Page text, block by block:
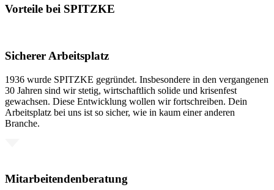
Vorteile bei SPITZKE
Sicherer Arbeitsplatz
1936 wurde SPITZKE gegründet. Insbesondere in den vergangenen
30 Jahren sind wir stetig, wirtschaftlich solide und krisenfest
gewachsen. Diese Entwicklung wollen wir fortschreiben. Dein
Arbeitsplatz bei uns ist so sicher, wie in kaum einer anderen
Branche.
Mitarbeitendenberatung